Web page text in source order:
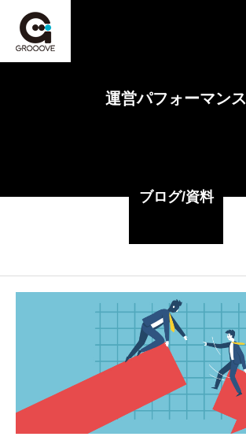
運営パフォーマンス
ブログ/資料